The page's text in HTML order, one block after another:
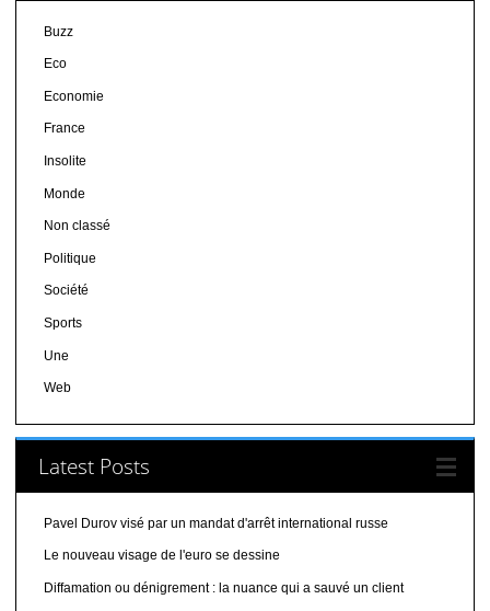
Buzz
Eco
Economie
France
Insolite
Monde
Non classé
Politique
Société
Sports
Une
Web
Latest Posts
Pavel Durov visé par un mandat d'arrêt international russe
Le nouveau visage de l'euro se dessine
Diffamation ou dénigrement : la nuance qui a sauvé un client